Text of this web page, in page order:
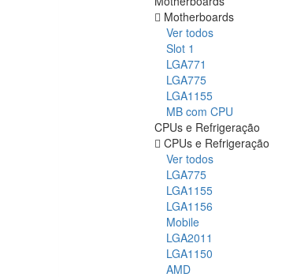
Motherboards
Ver todos
Slot 1
LGA771
LGA775
LGA1155
MB com CPU
CPUs e Refrigeração
CPUs e Refrigeração
Ver todos
LGA775
LGA1155
LGA1156
Mobile
LGA2011
LGA1150
AMD